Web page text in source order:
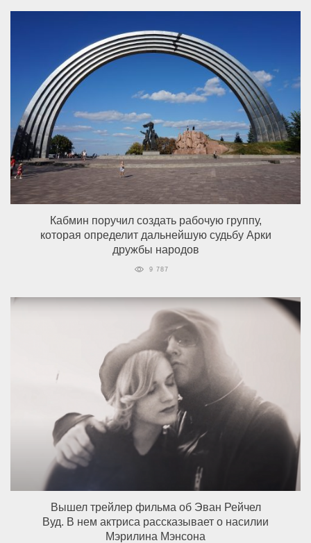
Кабмин поручил создать рабочую группу,
которая определит дальнейшую судьбу Арки
дружбы народов
9 787
Вышел трейлер фильма об Эван Рейчел
Вуд. В нем актриса рассказывает о насилии
Мэрилина Мэнсона